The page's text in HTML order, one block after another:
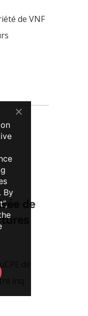
de VNF
de
de
inq.
By